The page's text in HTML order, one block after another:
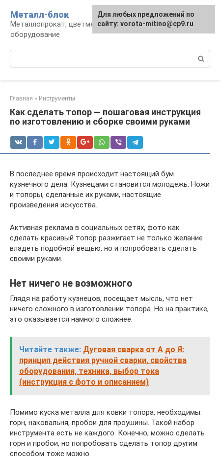
контенту
Металл-блок
Металлопрокат, цветмет, обработка и
оборудование
Главная » Инструменты
Как сделать топор — пошаговая инструкция
по изготовлению и сборке своими руками
В последнее время происходит настоящий бум
кузнечного дела. Кузнецами становится молодежь. Ножи
и топоры, сделанные их руками, настоящие
произведения искусства.
Активная реклама в социальных сетях, фото как
сделать красивый топор разжигает не только желание
владеть подобной вещью, но и попробовать сделать
своими руками.
Нет ничего не возможного
Глядя на работу кузнецов, посещает мысль, что нет
ничего сложного в изготовлении топора. Но на практике,
это оказывается намного сложнее.
Читайте также: Дуговая сварка от А до Я:
принцип действия ручной сварки, свойства
оборудования, техника, выбор тока
(инструкция с фото и описанием)
Помимо куска металла для ковки топора, необходимы:
горн, наковальня, пробои для проушины. Такой набор
инструмента есть не каждого. Конечно, можно сделать
горн и пробои, но попробовать сделать топор другим
способом тоже можно.
Для любых предложений по
сайту: vorota-mitino@cp9.ru